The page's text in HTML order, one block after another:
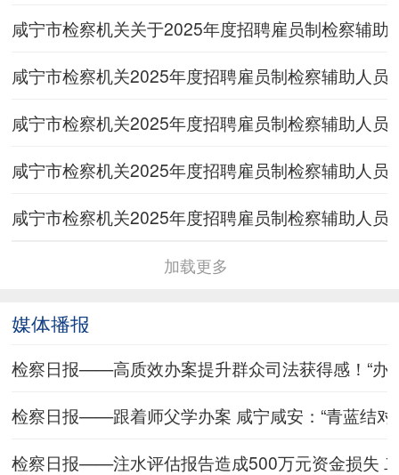
咸宁市检察机关关于2025年度招聘雇员制检察辅助
咸宁市检察机关2025年度招聘雇员制检察辅助人员
咸宁市检察机关2025年度招聘雇员制检察辅助人员
咸宁市检察机关2025年度招聘雇员制检察辅助人员
咸宁市检察机关2025年度招聘雇员制检察辅助人员
加载更多
媒体播报
检察日报——高质效办案提升群众司法获得感！“办
检察日报——跟着师父学办案 咸宁咸安：“青蓝结对
检察日报——注水评估报告造成500万元资金损失